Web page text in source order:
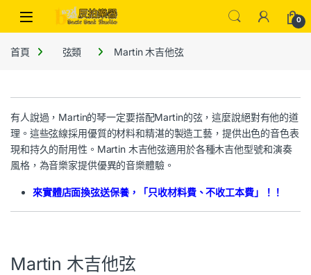
0
首頁 弦類 Martin 木吉他弦
有人說過，Martin的琴一定要搭配Martin的弦，這麼說絕對有他的道
理。這些弦線採用優質的材料和精湛的製造工藝，提供出色的音色表
現和持久的耐用性。Martin 木吉他弦適用於各種木吉他型號和演奏
風格，為音樂家提供優異的音樂體驗。
來實體店面換弦送保養，「只收材料費、不收工本費」！！
Martin 木吉他弦